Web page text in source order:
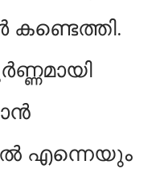
എന്നെയും